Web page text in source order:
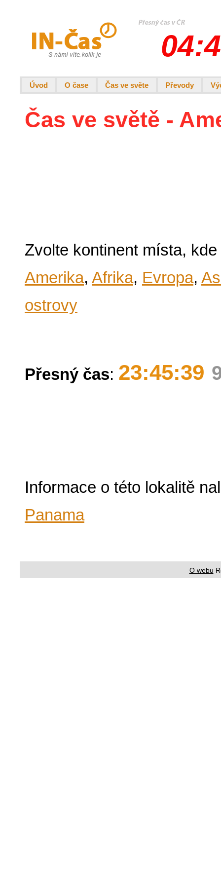
Úvod O čase Čas ve světe Převody
Čas ve světě -
Zvolte kontinent místa,
Amerika, Afrika, Evropa,
ostrovy
Přesný čas: 23:45:39
Informace o této lokalitě
Panama
O webu